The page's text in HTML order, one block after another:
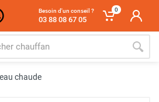
Besoin d'un conseil ?
03 88 08 67 05
0
chaude